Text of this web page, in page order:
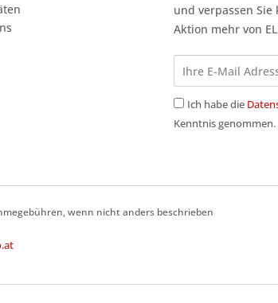
und verpassen
Aktion mehr von
Ich habe die
Kenntnis genommen.
wenn nicht anders beschrieben